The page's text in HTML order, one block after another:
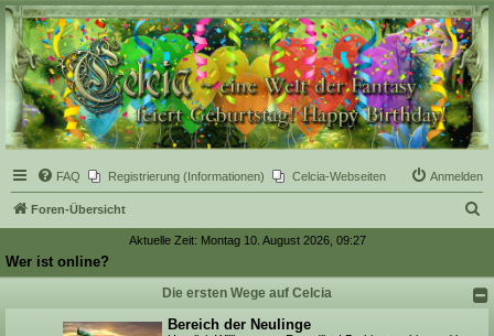
Celcia - eine Welt der
Fantasy
FAQ Registrierung (Informationen) Celcia-Webseiten Anmelden
Foren-Übersicht
h
Aktuelle Zeit: Montag 10. August 2026, 09:27
Wer ist online?
Die ersten Wege auf Celcia
Bereich der Neulinge